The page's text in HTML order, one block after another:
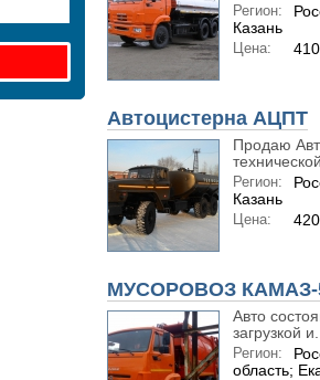
Регион:
Казань
Цена:
Автоцистерна АЦПТ
Продаю
Регион:
Казань
Цена:
МУСОРОВОЗ КАМАЗ-
Авто
загрузкой
Регион:
область;